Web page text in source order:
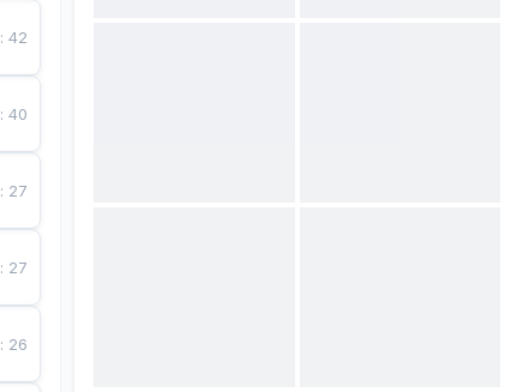
:42
:40
: 27
: 27
: 26